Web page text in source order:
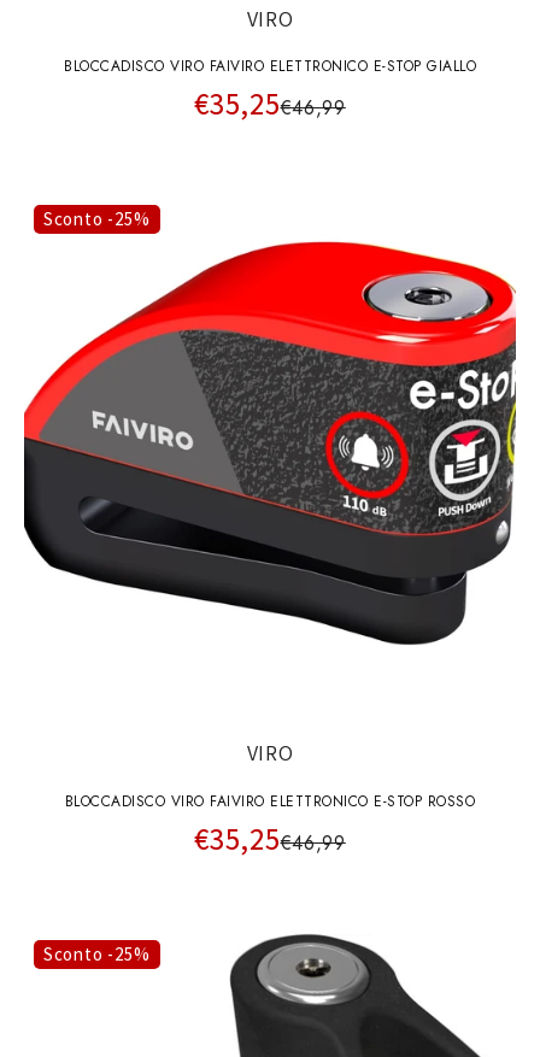
VIRO
BLOCCADISCO VIRO FAIVIRO ELETTRONICO E-STOP GIALLO
€35,25€46,99
Sconto -25%
VIRO
BLOCCADISCO VIRO FAIVIRO ELETTRONICO E-STOP ROSSO
€35,25€46,99
Sconto -25%